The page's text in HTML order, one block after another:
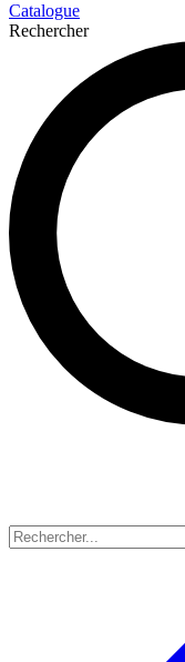
Catalogue
Rechercher